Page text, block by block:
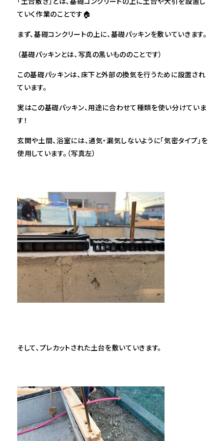
ていく作業のことです🏠
まず、基礎コンクリートの上に、基礎パッキンを敷いていきます。
（基礎パッキンとは、写真の黒いもののことです）
この基礎パッキンは、床下と外部の換気を行うために設置され
ています。
実はこの基礎パッキン、用途に合わせて種類を使い分けていま
す！
玄関や土間、浴室には、通気・漏気しないように「気密タイプ」を
使用しています。（写真左）
そして、プレカットされた土台を敷いていきます。